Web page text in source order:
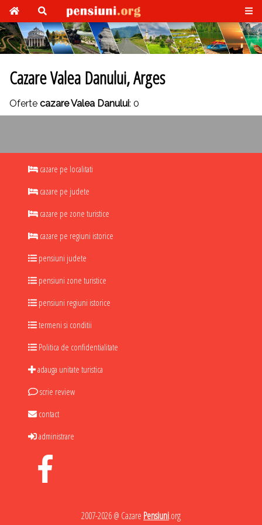
Cazare Valea Danului, Arges
Oferte cazare Valea Danului: 0
cazare pe localitati
cazare pe judete
cazare pe zone turistice
cazare pe regiuni istorice
pensiuni judete
pensiuni zone turistice
pensiuni regiuni istorice
termeni si conditii
Politica de confidentialitate
adauga unitate turistica
scrie review
contact
administrare
2007-2026 @ Cazare Pensiuni.org